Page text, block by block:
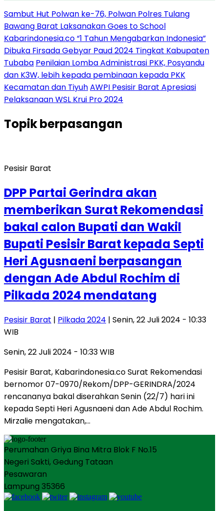
Sambut Hut Polwan ke-76, Polwan Polres Tulang
Bawang Barat Laksanakan Goes to School
Kabarindonesia.co “1 Tahun Mengabarkan Indonesia”
Dibuka Firsada Gebyar Paud 2024 Tingkat Kabupaten
Tubaba Penilaian Lomba Administrasi PKK, Posyandu
dan K3W, lebih kepada pembinaan kepada PKK
Kecamatan dan TiyuhAWPI Pesisir Barat Apresiasi
Pelaksanaan WSL Krui Pro 2024
Topikberpasangan
Pesisir Barat
DPP Partai Gerindra akan
memberikan Surat Rekomendasi
bakal calon Bupati dan Wakil
Bupati Pesisir Barat kepada Septi
Heri Agusnaeni berpasangan
dengan Ade Abdul Rochim di
Pilkada 2024 mendatang
Pesisir Barat | Pilkada 2024 | Senin, 22 Juli 2024 - 10:33
WIB
Senin, 22 Juli 2024 - 10:33 WIB
Pesisir Barat, Kabarindonesia.co Surat Rekomendasi
bernomor 07-0970/Rekom/DPP-GERINDRA/2024
rencananya bakal diserahkan Senin (22/7) hari ini
kepada Septi Heri Agusnaeni dan Ade Abdul Rochim.
Mirzalie mengatakan,…
Perumahan Griya Bina Mitra Blok F No.15
Negeri Sakti, Gedung Tataan
Pesawaran
Lampung 35366